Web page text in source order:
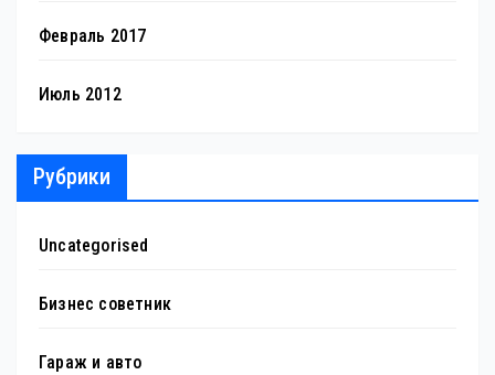
Февраль 2017
Июль 2012
Рубрики
Uncategorised
Бизнес советник
Гараж и авто